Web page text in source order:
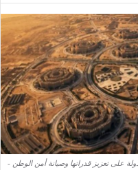
على تعزيز قدراتها وصيانة أمن الوطن -